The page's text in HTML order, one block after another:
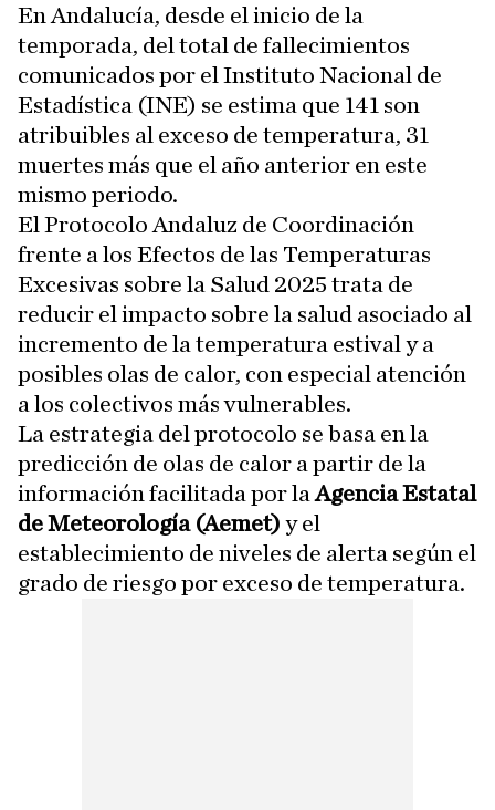
En Andalucía, desde el inicio de la
temporada, del total de fallecimientos
comunicados por el Instituto Nacional de
Estadística (INE) se estima que 141 son
atribuibles al exceso de temperatura, 31
muertes más que el año anterior en este
mismo periodo.
El Protocolo Andaluz de Coordinación
frente a los Efectos de las Temperaturas
Excesivas sobre la Salud 2025 trata de
reducir el impacto sobre la salud asociado al
incremento de la temperatura estival y a
posibles olas de calor, con especial atención
a los colectivos más vulnerables.
La estrategia del protocolo se basa en la
predicción de olas de calor a partir de la
información facilitada por laAgencia Estatal
de Meteorología (Aemet) y el
establecimiento de niveles de alerta según el
grado de riesgo por exceso de temperatura.